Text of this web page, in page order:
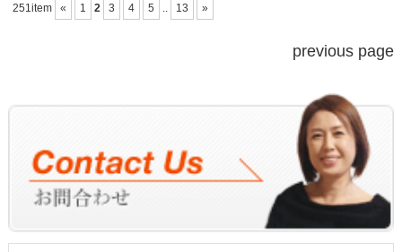
251item « 1 2 3 4 5 13 »
previous page